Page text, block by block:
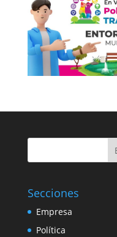
Secciones
Empresa
Política